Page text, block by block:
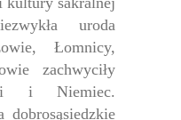
uroda
Łomnicy,
zachwyciły
i Niemiec.
dobrosąsiedzkie